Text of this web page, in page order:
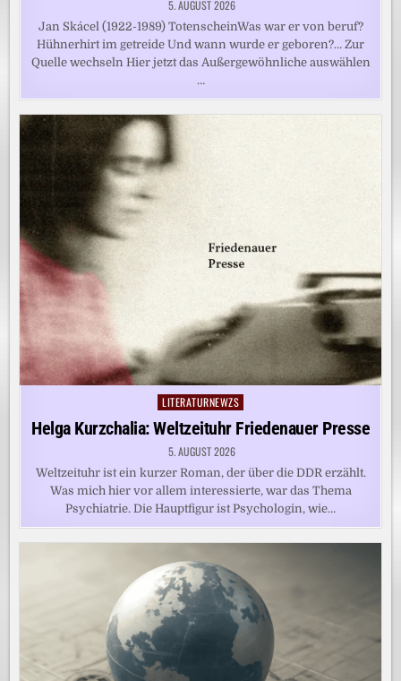
5. AUGUST 2026
Jan Skácel (1922-1989) TotenscheinWas war er von beruf?
Hühnerhirt im getreide Und wann wurde er geboren?… Zur
Quelle wechseln Hier jetzt das Außergewöhnliche auswählen
…
Posted
in
LITERATURNEWZS
Helga Kurzchalia: Weltzeituhr Friedenauer Presse
5. AUGUST 2026
Weltzeituhr ist ein kurzer Roman, der über die DDR erzählt.
Was mich hier vor allem interessierte, war das Thema
Psychiatrie. Die Hauptfigur ist Psychologin, wie…